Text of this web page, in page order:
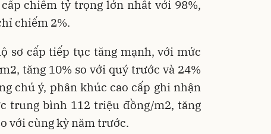
chiếm tỷ trọng lớn nhất với 98%,
chiếm 2%.
sơ cấp tiếp tục tăng mạnh, với mức
tăng 10% so với quý trước và 24%
chú ý, phân khúc cao cấp ghi nhận
trung bình 112 triệu đồng/m2, tăng
với cùng kỳ năm trước.